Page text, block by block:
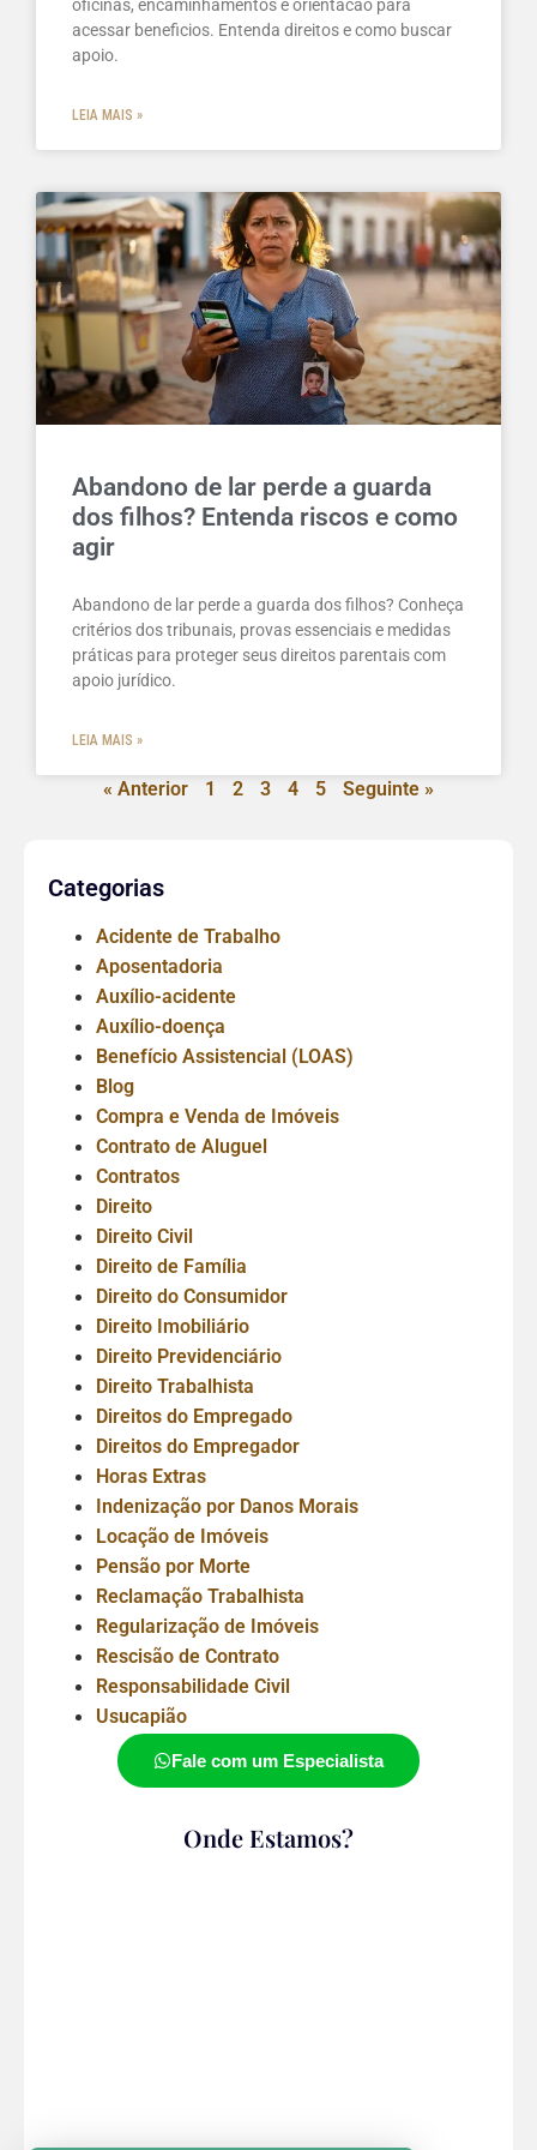
oficinas, encaminhamentos e orientacao para
acessar beneficios. Entenda direitos e como buscar
apoio.
LEIA MAIS »
Abandono de lar perde a guarda
dos filhos? Entenda riscos e como
agir
Abandono de lar perde a guarda dos filhos? Conheça
critérios dos tribunais, provas essenciais e medidas
práticas para proteger seus direitos parentais com
apoio jurídico.
LEIA MAIS »
« Anterior 1 2 3 4 5 Seguinte »
Categorias
Acidente de Trabalho
Aposentadoria
Auxílio-acidente
Auxílio-doença
Benefício Assistencial (LOAS)
Blog
Compra e Venda de Imóveis
Contrato de Aluguel
Contratos
Direito
Direito Civil
Direito de Família
Direito do Consumidor
Direito Imobiliário
Direito Previdenciário
Direito Trabalhista
Direitos do Empregado
Direitos do Empregador
Horas Extras
Indenização por Danos Morais
Locação de Imóveis
Pensão por Morte
Reclamação Trabalhista
Regularização de Imóveis
Rescisão de Contrato
Responsabilidade Civil
Usucapião
Fale com um Especialista
Onde Estamos?